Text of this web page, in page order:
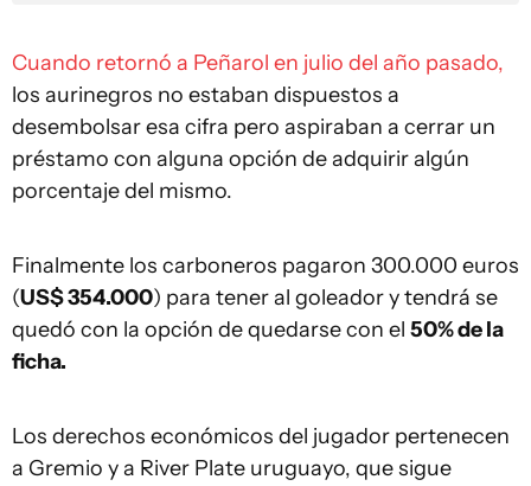
Cuando retornó a Peñarol en julio del año pasado,
los aurinegros no estaban dispuestos a
desembolsar esa cifra pero aspiraban a cerrar un
préstamo con alguna opción de adquirir algún
porcentaje del mismo.
Finalmente los carboneros pagaron 300.000 euros
(US$ 354.000) para tener al goleador y tendrá se
quedó con la opción de quedarse con el 50% de la
ficha.
Los derechos económicos del jugador pertenecen
a Gremio y a River Plate uruguayo, que sigue